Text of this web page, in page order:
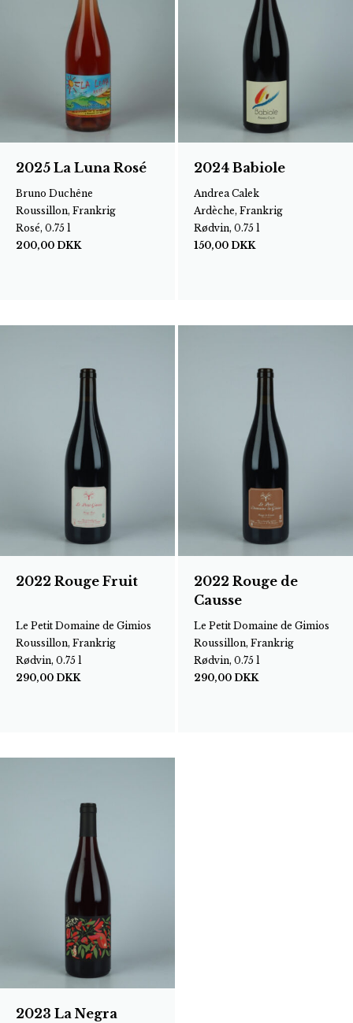
2025 La Luna Rosé
Bruno Duchêne
Roussillon, Frankrig
Rosé, 0.75 l
200,00 DKK
2024 Babiole
Andrea Calek
Ardèche, Frankrig
Rødvin, 0.75 l
150,00 DKK
2022 Rouge Fruit
Le Petit Domaine de Gimios
Roussillon, Frankrig
Rødvin, 0.75 l
290,00 DKK
2022 Rouge de
Causse
Le Petit Domaine de Gimios
Roussillon, Frankrig
Rødvin, 0.75 l
290,00 DKK
2023 La Negra